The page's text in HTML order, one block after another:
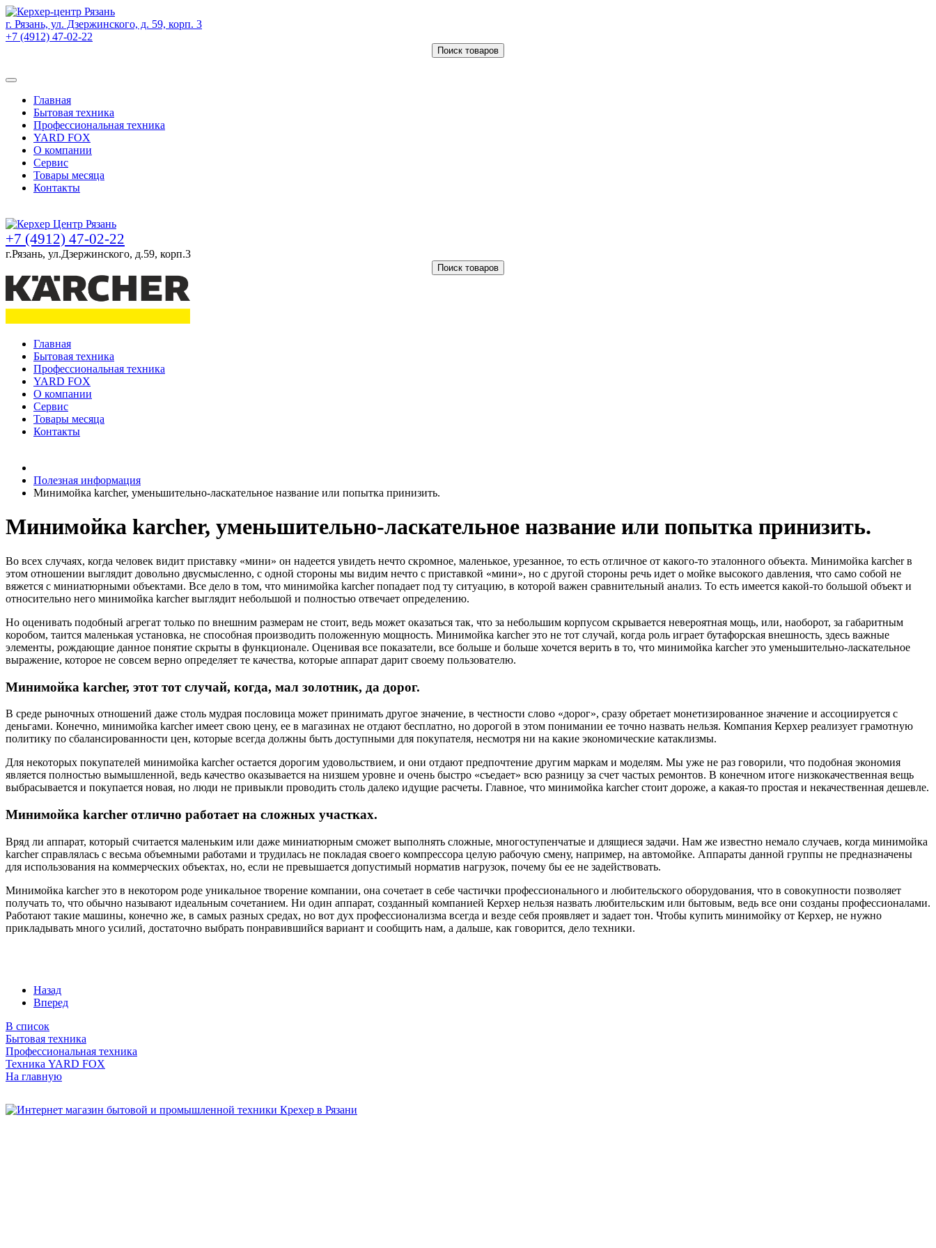
г. Рязань, ул. Дзержинского, д. 59, корп. 3
+7 (4912) 47-02-22
Поиск товаров
Главная
Бытовая техника
Профессиональная техника
YARD FOX
О компании
Сервис
Товары месяца
Контакты
+7 (4912) 47-02-22
г.Рязань, ул.Дзержинского, д.59, корп.3
Поиск товаров
Главная
Бытовая техника
Профессиональная техника
YARD FOX
О компании
Сервис
Товары месяца
Контакты
Полезная информация
Минимойка karcher, уменьшительно-ласкательное название или попытка принизить.
Минимойка karcher, уменьшительно-ласкательное название или попытка принизить.
Во всех случаях, когда человек видит приставку «мини» он надеется увидеть нечто скромное, маленькое, урезанное, то есть отличное от какого-то эталонного объекта. Минимойка karcher в
этом отношении выглядит довольно двусмысленно, с одной стороны мы видим нечто с приставкой «мини», но с другой стороны речь идет о мойке высокого давления, что само собой не
вяжется с миниатюрными объектами. Все дело в том, что минимойка karcher попадает под ту ситуацию, в которой важен сравнительный анализ. То есть имеется какой-то большой объект и
относительно него минимойка karcher выглядит небольшой и полностью отвечает определению.
Но оценивать подобный агрегат только по внешним размерам не стоит, ведь может оказаться так, что за небольшим корпусом скрывается невероятная мощь, или, наоборот, за габаритным
коробом, таится маленькая установка, не способная производить положенную мощность. Минимойка karcher это не тот случай, когда роль играет бутафорская внешность, здесь важные
элементы, рождающие данное понятие скрыты в функционале. Оценивая все показатели, все больше и больше хочется верить в то, что минимойка karcher это уменьшительно-ласкательное
выражение, которое не совсем верно определяет те качества, которые аппарат дарит своему пользователю.
Минимойка karcher, этот тот случай, когда, мал золотник, да дорог.
В среде рыночных отношений даже столь мудрая пословица может принимать другое значение, в честности слово «дорог», сразу обретает монетизированное значение и ассоциируется с
деньгами. Конечно, минимойка karcher имеет свою цену, ее в магазинах не отдают бесплатно, но дорогой в этом понимании ее точно назвать нельзя. Компания Керхер реализует грамотную
политику по сбалансированности цен, которые всегда должны быть доступными для покупателя, несмотря ни на какие экономические катаклизмы.
Для некоторых покупателей минимойка karcher остается дорогим удовольствием, и они отдают предпочтение другим маркам и моделям. Мы уже не раз говорили, что подобная экономия
является полностью вымышленной, ведь качество оказывается на низшем уровне и очень быстро «съедает» всю разницу за счет частых ремонтов. В конечном итоге низкокачественная вещь
выбрасывается и покупается новая, но люди не привыкли проводить столь далеко идущие расчеты. Главное, что минимойка karcher стоит дороже, а какая-то простая и некачественная дешевле.
Минимойка karcher отлично работает на сложных участках.
Вряд ли аппарат, который считается маленьким или даже миниатюрным сможет выполнять сложные, многоступенчатые и длящиеся задачи. Нам же известно немало случаев, когда минимойка
karcher справлялась с весьма объемными работами и трудилась не покладая своего компрессора целую рабочую смену, например, на автомойке. Аппараты данной группы не предназначены
для использования на коммерческих объектах, но, если не превышается допустимый норматив нагрузок, почему бы ее не задействовать.
Минимойка karcher это в некотором роде уникальное творение компании, она сочетает в себе частички профессионального и любительского оборудования, что в совокупности позволяет
получать то, что обычно называют идеальным сочетанием. Ни один аппарат, созданный компанией Керхер нельзя назвать любительским или бытовым, ведь все они созданы профессионалами.
Работают такие машины, конечно же, в самых разных средах, но вот дух профессионализма всегда и везде себя проявляет и задает тон. Чтобы купить минимойку от Керхер, не нужно
прикладывать много усилий, достаточно выбрать понравившийся вариант и сообщить нам, а дальше, как говорится, дело техники.
Назад
Вперед
В список
Бытовая техника
Профессиональная техника
Техника YARD FOX
На главную